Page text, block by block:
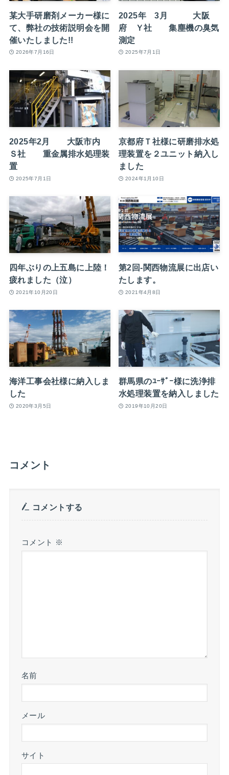
某大手研磨剤メーカー様に
て、弊社の技術説明会を開
催いたしました!!
2026年7月16日
2025年 3月 大阪
府 Ｙ社 集塵機の臭気
測定
2025年7月1日
2025年2月 大阪市内
Ｓ社 重金属排水処理装
置
2025年7月1日
京都府Ｔ社様に研磨排水処
理装置を２ユニット納入し
ました
2024年1月10日
四年ぶりの上五島に上陸！
疲れました（泣）
2021年10月20日
第2回-関西物流展に出店い
たします。
2021年4月8日
海洋工事会社様に納入しま
した
2020年3月5日
群馬県のﾕｰｻﾞｰ様に洗浄排
水処理装置を納入しました
2019年10月20日
コメント
コメントする
コメント ※
名前
メール
サイト